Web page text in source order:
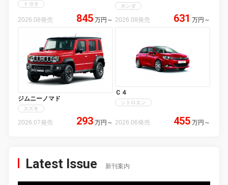
トヨタ
2026.08発売 845 万円 ～
ホンダ
2026.08発売 631 万円 ～
ジムニーノマド
スズキ
2026.07発売 293 万円 ～
Ｃ４
シトロエン
2026.06発売 455 万円 ～
Latest Issue 新刊案内